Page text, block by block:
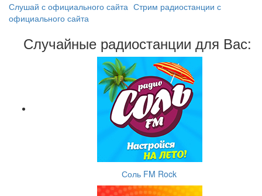
Слушай с официального сайта Стрим радиостанции с
официального сайта
Случайные радиостанции для Вас:
Соль FM Rock